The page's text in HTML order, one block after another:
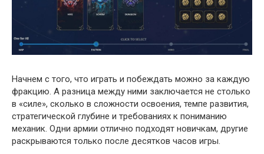
Начнем с того, что играть и побеждать можно за каждую
фракцию. А разница между ними заключается не столько
в «силе», сколько в сложности освоения, темпе развития,
стратегической глубине и требованиях к пониманию
механик. Одни армии отлично подходят новичкам, другие
раскрываются только после десятков часов игры.